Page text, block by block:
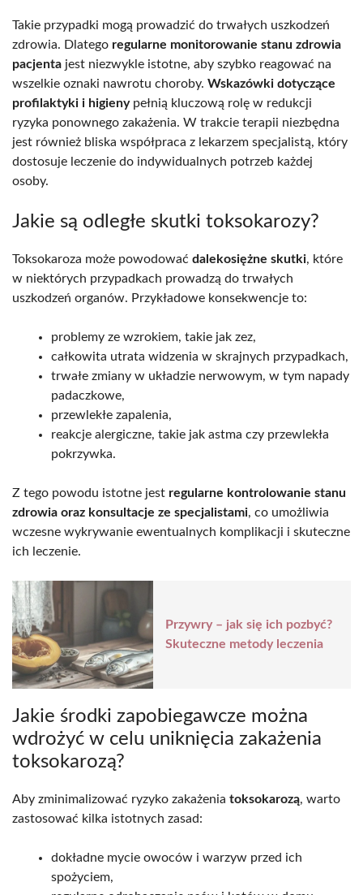
Takie przypadki mogą prowadzić do trwałych uszkodzeń
zdrowia. Dlatego regularne monitorowanie stanu zdrowia
pacjenta jest niezwykle istotne, aby szybko reagować na
wszelkie oznaki nawrotu choroby. Wskazówki dotyczące
profilaktyki i higienypełnią kluczową rolę w redukcji
ryzyka ponownego zakażenia. W trakcie terapii niezbędna
jest również bliska współpraca z lekarzem specjalistą, który
dostosuje leczenie do indywidualnych potrzeb każdej
osoby.
Jakie są odległe skutki toksokarozy?
Toksokaroza może powodować dalekosiężne skutki, które
w niektórych przypadkach prowadzą do trwałych
uszkodzeń organów. Przykładowe konsekwencje to:
problemy ze wzrokiem, takie jak zez,
całkowita utrata widzenia w skrajnych przypadkach,
trwałe zmiany w układzie nerwowym, w tym napady
padaczkowe,
przewlekłe zapalenia,
reakcje alergiczne, takie jak astma czy przewlekła
pokrzywka.
Z tego powodu istotne jest regularne kontrolowanie stanu
zdrowia oraz konsultacje ze specjalistami, co umożliwia
wczesne wykrywanie ewentualnych komplikacji i skuteczne
ich leczenie.
Przywry – jak się ich pozbyć?
Skuteczne metody leczenia
Jakie środki zapobiegawcze można
wdrożyć w celu uniknięcia zakażenia
toksokarozą?
Aby zminimalizować ryzyko zakażenia toksokarozą, warto
zastosować kilka istotnych zasad:
dokładne mycie owoców i warzyw przed ich
spożyciem,